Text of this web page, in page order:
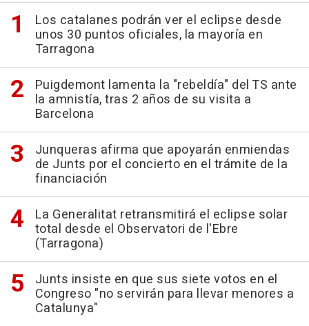
Los catalanes podrán ver el eclipse desde
unos 30 puntos oficiales, la mayoría en
Tarragona
Puigdemont lamenta la "rebeldía" del TS ante
la amnistía, tras 2 años de su visita a
Barcelona
Junqueras afirma que apoyarán enmiendas
de Junts por el concierto en el trámite de la
financiación
La Generalitat retransmitirá el eclipse solar
total desde el Observatori de l'Ebre
(Tarragona)
Junts insiste en que sus siete votos en el
Congreso "no servirán para llevar menores a
Catalunya"